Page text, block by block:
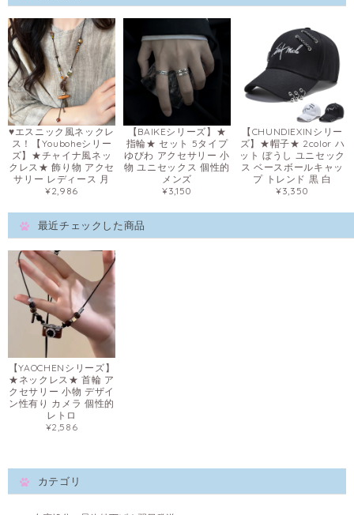
♥エスニック風ネックレ
ス！【Youboheシリー
ズ】★チャイナ風ネッ
クレス★ 飾り物 アクセ
サリー レディース 月
¥2,986
【BAIKEシリーズ】★
指輪★ セット 5タイプ
ゆびわ アクセサリー 小
物 ユニセックス 個性的
メンズ
¥3,150
【CHUNDIEXINシリー
ズ】★帽子★ 2color ハ
ット ぼうし ユニセック
ス ベースボールキャッ
プ トレンド 黒 白
¥3,350
最近チェックした商品
【YAOCHENシリーズ】
★ネックレス★ 首輪 ア
クセサリー 小物 デザイ
ン性有り カメラ 個性的
レトロ
¥2,586
カテゴリ